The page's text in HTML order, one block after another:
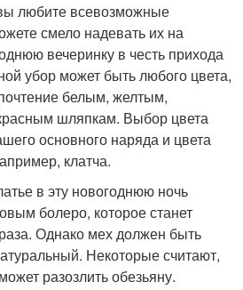
любите всевозможные
смело надевать их на
вечеринку в честь прихода
убор может быть любого цвета,
белым, желтым,
шляпкам. Выбор цвета
основного наряда и цвета
клатча.
в эту новогоднюю ночь
болеро, которое станет
Однако мех должен быть
Некоторые считают,
разозлить обезьяну.